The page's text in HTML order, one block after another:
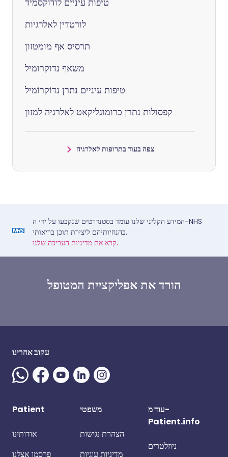
לורטדין לאלרגיות
תרסיס אף מומטזון
משאף נדוקרומיל
טיפות עיניים נתרן נדוֹקרוֹמיל
קפסולות נתרן כרומוגליקאט לאלרגיה למזון
צפה בעוד בתרופות לאלרגיה
המידע הקליני שלנו עומד בסטנדרטים שנקבעו על ידי ה-NHS
בהנחיותיהם ליצירת תוכן בריאותי.
קרא את מדיניות העריכה שלנו.
הורד את אפליקציית המטופל
עקוב אחרינו
Patient
אודותינו
פרסמו אצלנו
משפטי
הצהרת נגישות
מדיניות עוגיות
עוד מ-
Patient.info
ניוזלטרים